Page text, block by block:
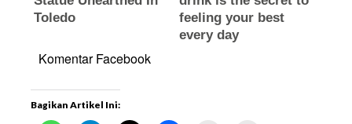
Komentar Facebook
Bagikan Artikel Ini: